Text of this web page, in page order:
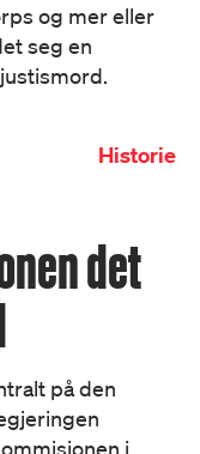
og mer eller
seg en
Historie
det
på den
i